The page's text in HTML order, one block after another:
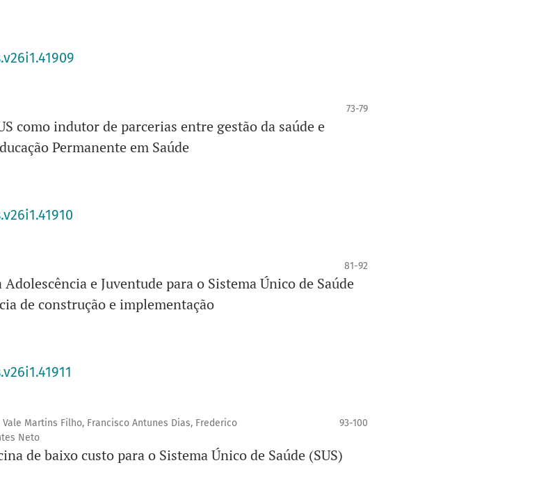
73-79
como indutor de parcerias entre gestão da saúde e
Permanente em Saúde
81-92
e Juventude para o Sistema Único de Saúde
de construção e implementação
Martins Filho, Francisco Antunes Dias, Frederico
Neto
93-100
de baixo custo para o Sistema Único de Saúde (SUS)